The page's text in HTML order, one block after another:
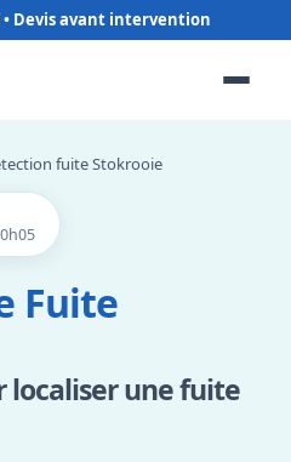
fuite Stokrooie
Fuite
une fuite